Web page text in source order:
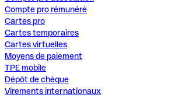
Compte pro rémunéré
Cartes pro
Cartes temporaires
Cartes virtuelles
Moyens de paiement
TPE mobile
Dépôt de chèque
Virements internationaux